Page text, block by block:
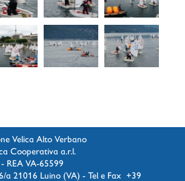
Velica Alto Verbano
Cooperativa a.r.l.
REA VA-65599
a 21016 Luino (VA) - Tel e Fax +39